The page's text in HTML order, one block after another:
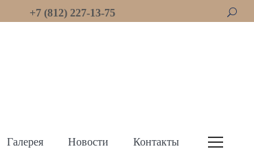
+7 (812) 227-13-75
Галерея Новости Контакты